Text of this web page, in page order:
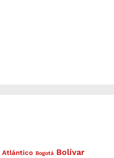
Atlántico Bogotá Bolívar